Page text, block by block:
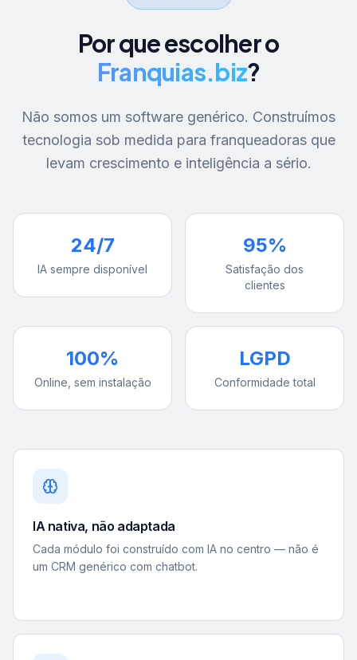
Por que escolher o
Franquias.biz?
Não somos um software genérico. Construímos
tecnologia sob medida para franqueadoras que
levam crescimento e inteligência a sério.
24/7
IA sempre disponível
95%
Satisfação dos
clientes
100%
Online, sem instalação
LGPD
Conformidade total
IA nativa, não adaptada
Cada módulo foi construído com IA no centro — não é
um CRM genérico com chatbot.